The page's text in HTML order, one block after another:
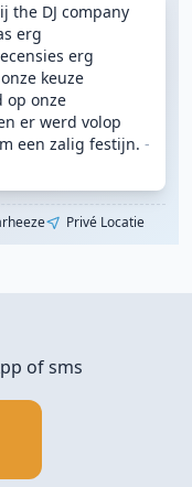
the DJ company
erg
erg
keuze
op onze
er werd volop
een zalig festijn. -
Privé Locatie
of sms